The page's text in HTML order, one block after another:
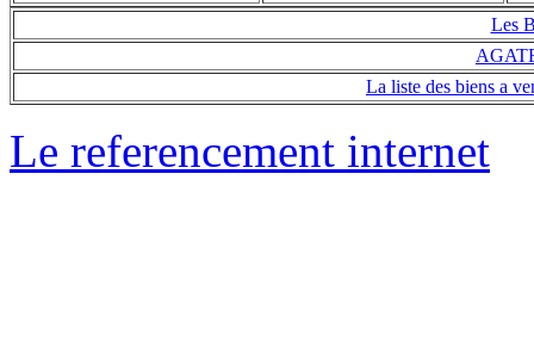
Les
La liste des biens a
Le referencement internet